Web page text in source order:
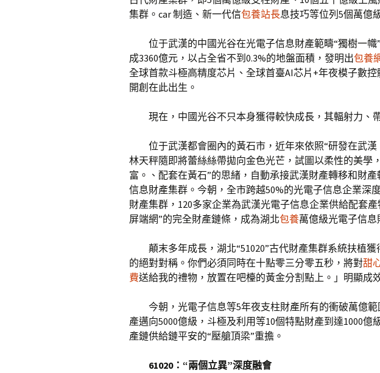
集群。car 制造、新一代信包養站長息技巧等位列5個萬億
位于武漢的中國光谷在光電子信息財產範疇“獨樹一幟
成3360億元，以占全省不到0.3%的地盤面積，發明出包養
全球首款斗極高精度芯片、全球首臺AI芯片+年夜模子數
開創在此出生。
現在，中國光谷不只本身獲得較快成長，其輻射力、
位于武漢都會圈內的黃石市，近年來依照“研發在武
林天秤隨即將蕾絲絲帶拋向金色光芒，試圖以柔性的美學
富。、配套在黃石”的思緒，自動承接武漢財產轉移和財
信息財產集群。今朝，全市跨越50%的光電子信息企業深
財產集群，120多家企業為武漢光電子信息企業供給配套
屏端網”的完全財產鏈條，成為湖北包養萬億級光電子信息
顛末多年成長，湖北“51020”古代財產集群系統扶植
的絕對對稱。你們必須同時在十點零三分零五秒，將對甜
費送給我的禮物，放置在吧檯的黃金分割點上。」明顯成
今朝，光電子信息等5年夜支柱財產所有的衝破萬億
產邁向5000億級，斗極及利用等10個特點財產到達1000億
產鏈供給鏈平安的“壓艙頂梁”重擔。
61020：“兩個立異”深度融會